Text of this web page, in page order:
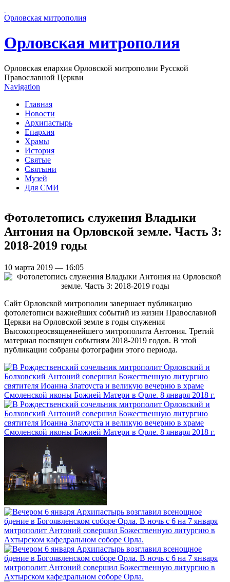
Орловская митрополия
Орловская митрополия
Орловская епархия Орловской митрополии Русской
Православной Церкви
Navigation
Главная
Новости
Архипастырь
Епархия
Храмы
История
Святые
Святыни
Музей
Для СМИ
Фотолетопись служения Владыки
Антония на Орловской земле. Часть 3:
2018-2019 годы
10 марта 2019 — 16:05
Сайт Орловской митрополии завершает публикацию
фотолетописи важнейших событий из жизни Православной
Церкви на Орловской земле в годы служения
Высокопреосвященнейшего митрополита Антония. Третий
материал посвящен событиям 2018-2019 годов. В этой
публикации собраны фотографии этого периода.